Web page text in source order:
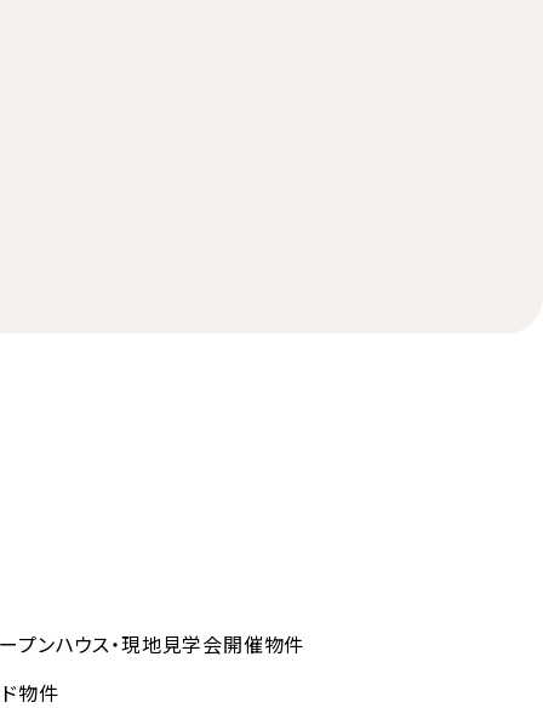
プンハウス・現地見学会開催物件
物件